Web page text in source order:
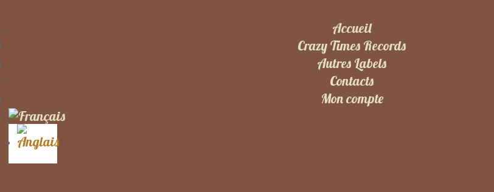
Accueil
Crazy Times Records
Autres Labels
Contacts
Mon compte